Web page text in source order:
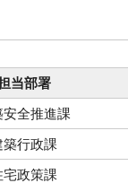
当部署
安全推進課
築行政課
宅政策課